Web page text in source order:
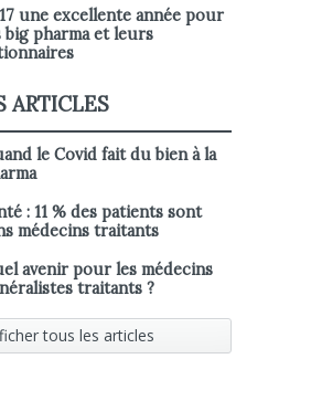
une excellente année pour
big pharma et leurs
ARTICLES
le Covid fait du bien à la
: 11 % des patients sont
médecins traitants
avenir pour les médecins
traitants ?
tous les articles